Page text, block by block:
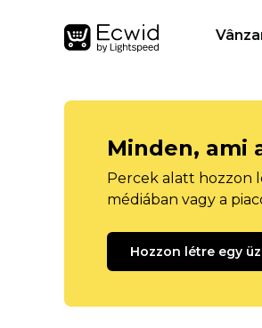
Minden, ami
Percek alatt hozzon
médiában vagy a
Hozzon létre egy